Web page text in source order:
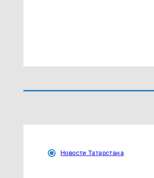
Новости Татарстана